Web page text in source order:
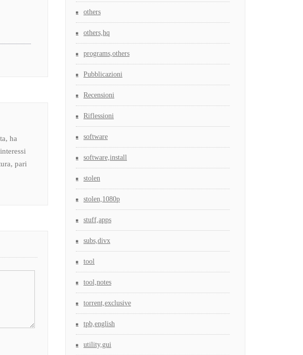
ha
pari
others
others,hq
programs,others
Pubblicazioni
Recensioni
Riflessioni
software
software,install
stolen
stolen,1080p
stuff,apps
subs,divx
tool
tool,notes
torrent,exclusive
tpb,english
utility,gui